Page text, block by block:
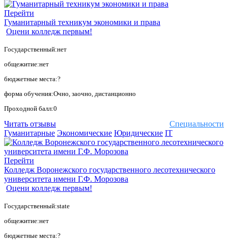
Перейти
Гуманитарный техникум экономики и права
Оцени колледж первым!
Государственный:нет
общежитие:нет
бюджетные места:?
форма обучения:Очно, заочно, дистанционно
Проходной балл:0
Специальности
Читать отзывы
Гуманитарные Экономические Юридические IT
Перейти
Колледж Воронежского государственного лесотехнического
университета имени Г.Ф. Морозова
Оцени колледж первым!
Государственный:state
общежитие:нет
бюджетные места:?